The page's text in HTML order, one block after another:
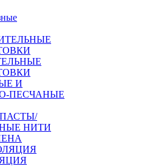
И
ПЕСЧАНЫЕ
НИТИ